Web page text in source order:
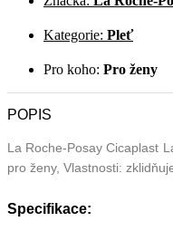
Kategorie: Pleť
Pro koho: Pro ženy
POPIS
La Roche-Posay Cicaplast
pro ženy, Vlastnosti:
Specifikace: